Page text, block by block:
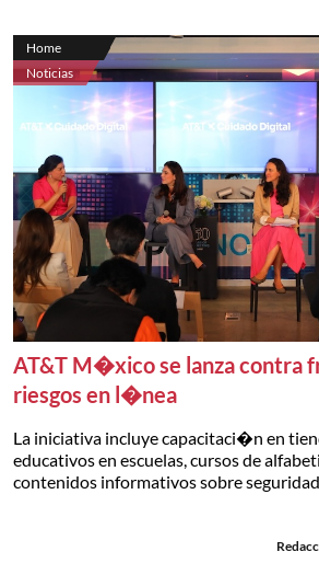
Home
Noticias
AT&T M�xico se lanza contra
riesgos en l�nea
La iniciativa incluye capacitaci�n en
educativos en escuelas, cursos de
contenidos informativos sobre